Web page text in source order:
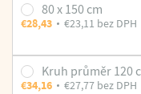
80 x 150 cm
€28,43 €23,11 bez DPH
Kruh průměr 120
€34,16 €27,77 bez DPH